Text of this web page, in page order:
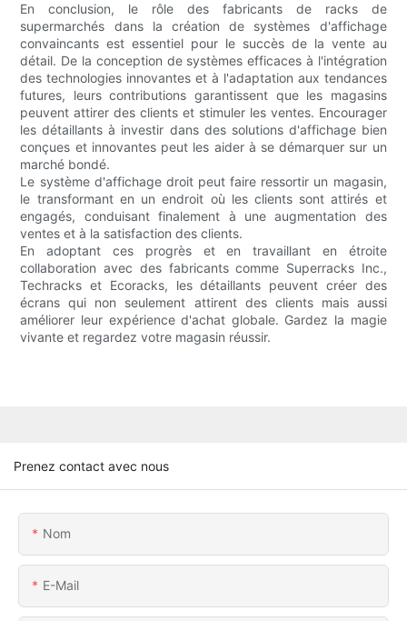
En conclusion, le rôle des fabricants de racks de
supermarchés dans la création de systèmes d'affichage
convaincants est essentiel pour le succès de la vente au
détail. De la conception de systèmes efficaces à l'intégration
des technologies innovantes et à l'adaptation aux tendances
futures, leurs contributions garantissent que les magasins
peuvent attirer des clients et stimuler les ventes. Encourager
les détaillants à investir dans des solutions d'affichage bien
conçues et innovantes peut les aider à se démarquer sur un
marché bondé.
Le système d'affichage droit peut faire ressortir un magasin,
le transformant en un endroit où les clients sont attirés et
engagés, conduisant finalement à une augmentation des
ventes et à la satisfaction des clients.
En adoptant ces progrès et en travaillant en étroite
collaboration avec des fabricants comme Superracks Inc.,
Techracks et Ecoracks, les détaillants peuvent créer des
écrans qui non seulement attirent des clients mais aussi
améliorer leur expérience d'achat globale. Gardez la magie
vivante et regardez votre magasin réussir.
Prenez contact avec nous
Nom
E-Mail